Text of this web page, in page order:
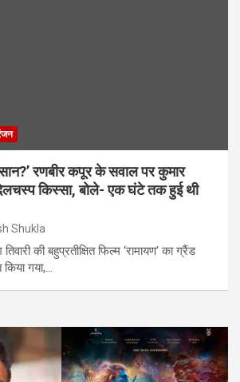
रणबीर कपूर के सवाल पर कुमार
किस्सा, बोले- एक घंटे तक हुई थी
Shukla
की बहुप्रतीक्षित फिल्म ‘रामायण’ का ग्रैंड
गया,…